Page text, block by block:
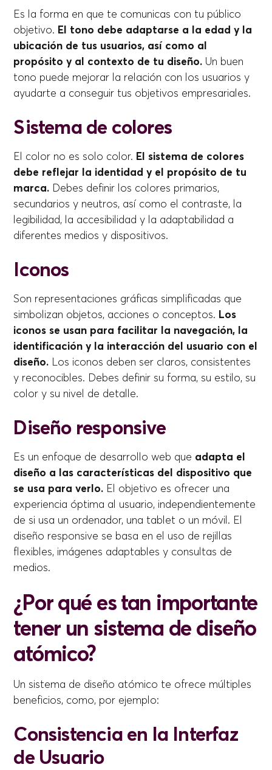
Es la forma en que te comunicas con tu público
objetivo. El tono debe adaptarse a la edad y la
ubicación de tus usuarios, así como al
propósito y al contexto de tu diseño. Un buen
tono puede mejorar la relación con los usuarios y
ayudarte a conseguir tus objetivos empresariales.
Sistema de colores
El color no es solo color. El sistema de colores
debe reflejar la identidad y el propósito de tu
marca. Debes definir los colores primarios,
secundarios y neutros, así como el contraste, la
legibilidad, la accesibilidad y la adaptabilidad a
diferentes medios y dispositivos.
Iconos
Son representaciones gráficas simplificadas que
simbolizan objetos, acciones o conceptos. Los
iconos se usan para facilitar la navegación, la
identificación y la interacción del usuario con el
diseño. Los iconos deben ser claros, consistentes
y reconocibles. Debes definir su forma, su estilo, su
color y su nivel de detalle.
Diseño responsive
Es un enfoque de desarrollo web que adapta el
diseño a las características del dispositivo que
se usa para verlo. El objetivo es ofrecer una
experiencia óptima al usuario, independientemente
de si usa un ordenador, una tablet o un móvil. El
diseño responsive se basa en el uso de rejillas
flexibles, imágenes adaptables y consultas de
medios.
¿Por qué es tan importante
tener un sistema de diseño
atómico?
Un sistema de diseño atómico te ofrece múltiples
beneficios, como, por ejemplo:
Consistencia en la Interfaz
de Usuario